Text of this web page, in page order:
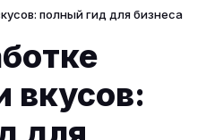
полный гид для бизнеса
вкусов: